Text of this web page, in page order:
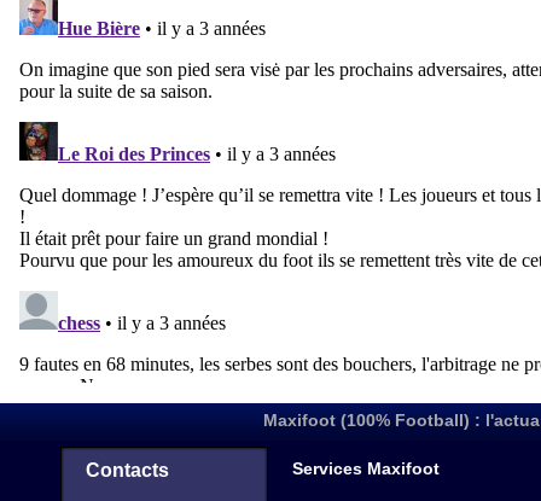
Maxifoot (100% Football) :
Contacts Services Maxifoot